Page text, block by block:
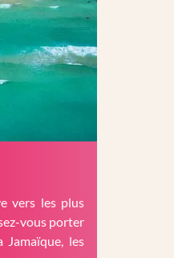
vers les plus
vous porter
les